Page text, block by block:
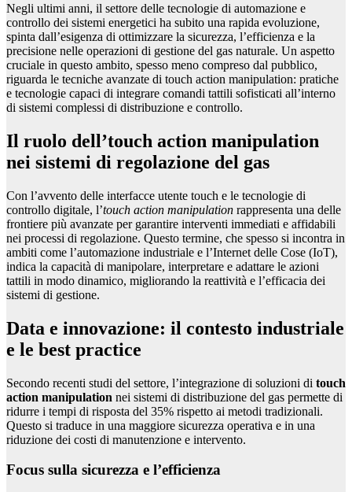
Negli ultimi anni, il settore delle tecnologie di automazione e
controllo dei sistemi energetici ha subito una rapida evoluzione,
spinta dall’esigenza di ottimizzare la sicurezza, l’efficienza e la
precisione nelle operazioni di gestione del gas naturale. Un aspetto
cruciale in questo ambito, spesso meno compreso dal pubblico,
riguarda le tecniche avanzate di touch action manipulation: pratiche
e tecnologie capaci di integrare comandi tattili sofisticati all’interno
di sistemi complessi di distribuzione e controllo.
Il ruolo dell’touch action manipulation
nei sistemi di regolazione del gas
Con l’avvento delle interfacce utente touch e le tecnologie di
controllo digitale, l’touch action manipulation rappresenta una delle
frontiere più avanzate per garantire interventi immediati e affidabili
nei processi di regolazione. Questo termine, che spesso si incontra in
ambiti come l’automazione industriale e l’Internet delle Cose (IoT),
indica la capacità di manipolare, interpretare e adattare le azioni
tattili in modo dinamico, migliorando la reattività e l’efficacia dei
sistemi di gestione.
Data e innovazione: il contesto industriale
e le best practice
Secondo recenti studi del settore, l’integrazione di soluzioni di touch
action manipulation nei sistemi di distribuzione del gas permette di
ridurre i tempi di risposta del 35% rispetto ai metodi tradizionali.
Questo si traduce in una maggiore sicurezza operativa e in una
riduzione dei costi di manutenzione e intervento.
Focus sulla sicurezza e l’efficienza